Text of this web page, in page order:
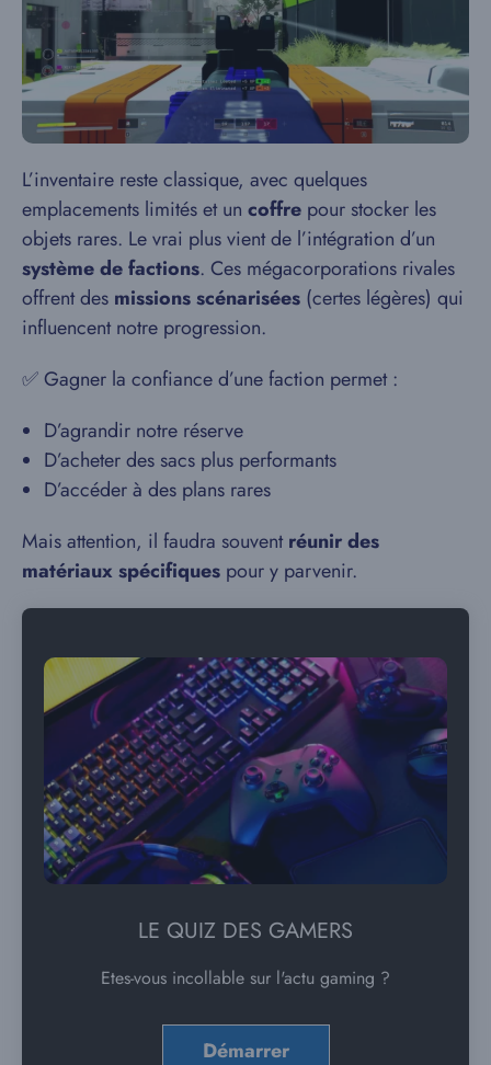
L’inventaire reste classique, avec quelques
emplacements limités et un coffre pour stocker les
objets rares. Le vrai plus vient de l’intégration d’un
système de factions. Ces mégacorporations rivales
offrent des missions scénarisées (certes légères) qui
influencent notre progression.
✅ Gagner la confiance d’une faction permet :
D’agrandir notre réserve
D’acheter des sacs plus performants
D’accéder à des plans rares
Mais attention, il faudra souventréunir des
matériaux spécifiques pour y parvenir.
LE QUIZ DES GAMERS
Etes-vous incollable sur l'actu gaming ?